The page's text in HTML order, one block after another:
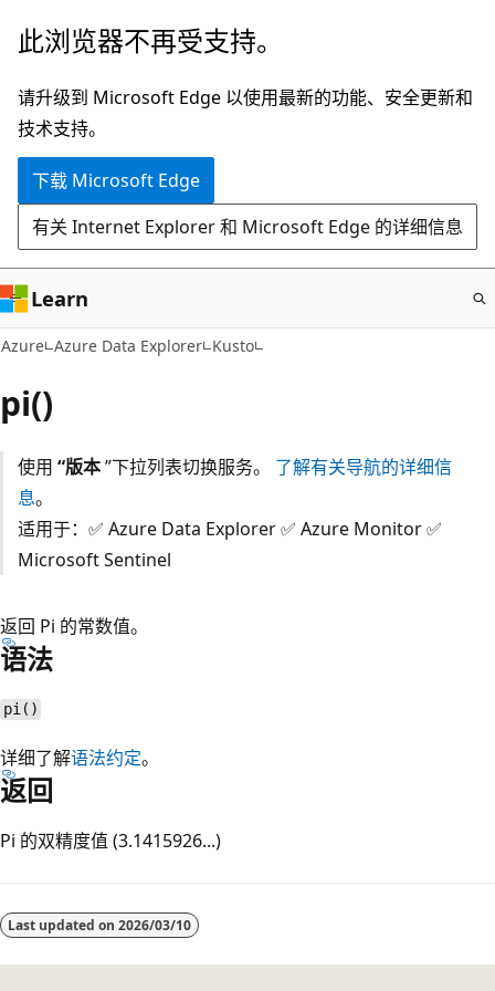
跳
主
要
内
此浏览器不再受支持。
请升级到 Microsoft Edge 以使用最新的功能、安全更新和
技术支持。
下载 Microsoft Edge
有关 Internet Explorer 和 Microsoft Edge 的详细信息
Learn
Azure Azure Data Explorer Kusto
pi()
使用 “版本”下拉列表切换服务。 了解有关导航的详细信
息。
适用于：✅ Azure Data Explorer ✅ Azure Monitor ✅
Microsoft Sentinel
返回 Pi 的常数值。
语法
pi()
详细了解语法约定。
返回
Pi 的双精度值 (3.1415926...)
模
式
Last updated on 2026/03/10